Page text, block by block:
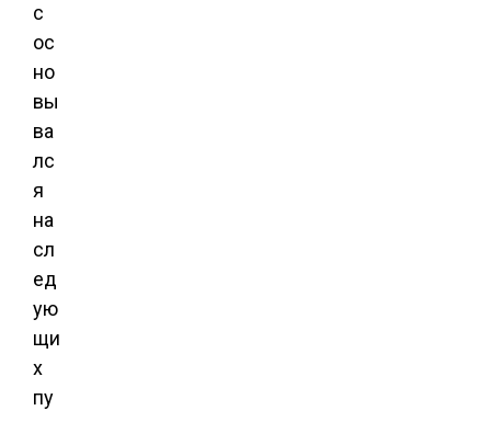
с
ос
но
вы
ва
лс
я
на
сл
ед
ую
щи
х
пу